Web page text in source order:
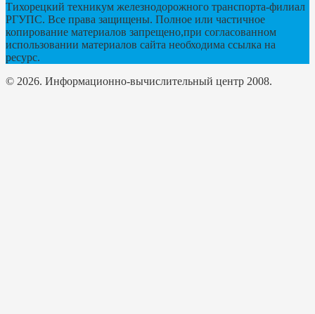
Тихорецкий техникум железнодорожного транспорта-филиал
РГУПС. Все права защищены. Полное или частичное
копирование материалов запрещено,при согласованном
использовании материалов сайта необходима ссылка на
ресурс.
© 2026. Информационно-вычислительный центр 2008.